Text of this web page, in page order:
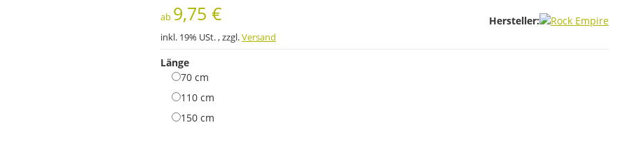
ab 9,75 €
inkl. 19% USt. , zzgl.Versand
Hersteller:
Länge
70 cm
110 cm
150 cm